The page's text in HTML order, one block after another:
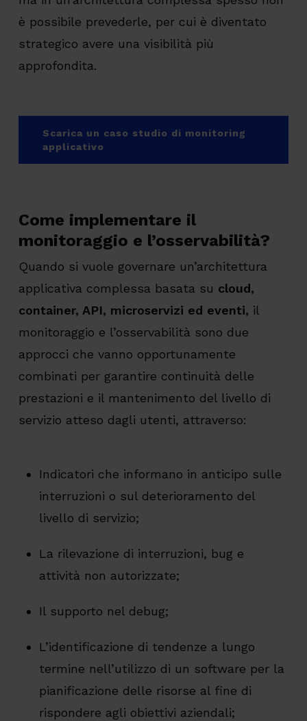
è possibile prevederle, per cui è diventato
strategico avere una visibilità più
approfondita.
Scarica un caso studio di monitoring
applicativo
Come implementare il
monitoraggio e l’osservabilità?
Quando si vuole governare un’architettura
applicativa complessa basata su cloud,
container, API, microservizi ed eventi, il
monitoraggio e l’osservabilità sono due
approcci che vanno opportunamente
combinati per garantire continuità delle
prestazioni e il mantenimento del livello di
servizio atteso dagli utenti, attraverso:
Indicatori che informano in anticipo sulle
interruzioni o sul deterioramento del
livello di servizio;
La rilevazione di interruzioni, bug e
attività non autorizzate;
Il supporto nel debug;
L’identificazione di tendenze a lungo
termine nell’utilizzo di un software per la
pianificazione delle risorse al fine di
rispondere agli obiettivi aziendali;